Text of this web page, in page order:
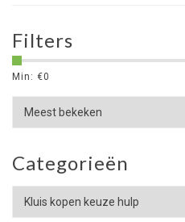
Filters
Min: €0
Categorieën